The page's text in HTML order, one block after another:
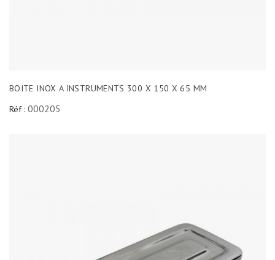
BOITE INOX A INSTRUMENTS 300 X 150 X 65 MM
Réf : 000205